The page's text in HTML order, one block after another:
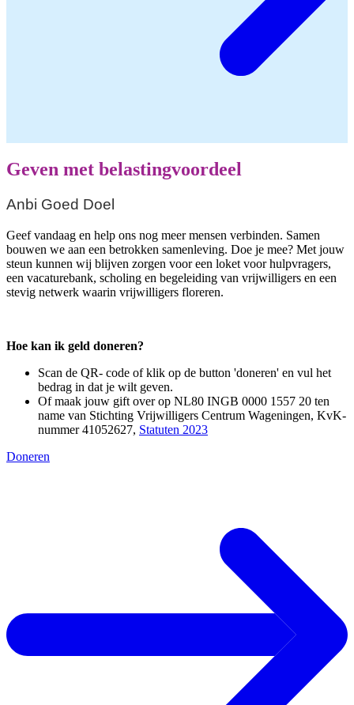
Geven met belastingvoordeel
Anbi Goed Doel
Geef vandaag en help ons nog meer mensen verbinden. Samen
bouwen we aan een betrokken samenleving. Doe je mee? Met jouw
steun kunnen wij blijven zorgen voor een loket voor hulpvragers,
een vacaturebank, scholing en begeleiding van vrijwilligers en een
stevig netwerk waarin vrijwilligers floreren.
Hoe kan ik geld doneren?
Scan de QR- code of klik op de button 'doneren' en vul het
bedrag in dat je wilt geven.
Of maak jouw gift over op NL80 INGB 0000 1557 20 ten
name van Stichting Vrijwilligers Centrum Wageningen, KvK-
nummer 41052627, Statuten 2023
Doneren